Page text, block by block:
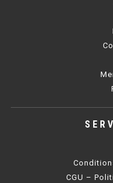
BAIN MARIE
BAIN MARIE
CHAUFFE
CGU –